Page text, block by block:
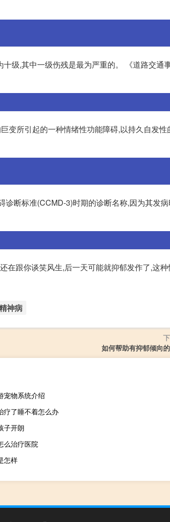
级,其中一级伤残是最为严重的。 《道路交通
变所引起的一种情绪性功能障碍,以持久自发性
断标准(CCMD-3)时期的诊断名称,因为其发病
在跟你谈笑风生,后一天可能就抑郁发作了,这种
神病
如何帮助有抑郁倾向
宠物系统介绍
疗了睡不着怎么办
子开朗
么治疗医院
怎样